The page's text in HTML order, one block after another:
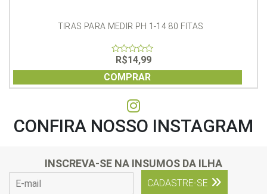
TIRAS PARA MEDIR PH 1-14 80 FITAS
of
5
R$14,99
COMPRAR
CONFIRA NOSSO INSTAGRAM
INSCREVA-SE NA INSUMOS DA ILHA
CADASTRE-SE